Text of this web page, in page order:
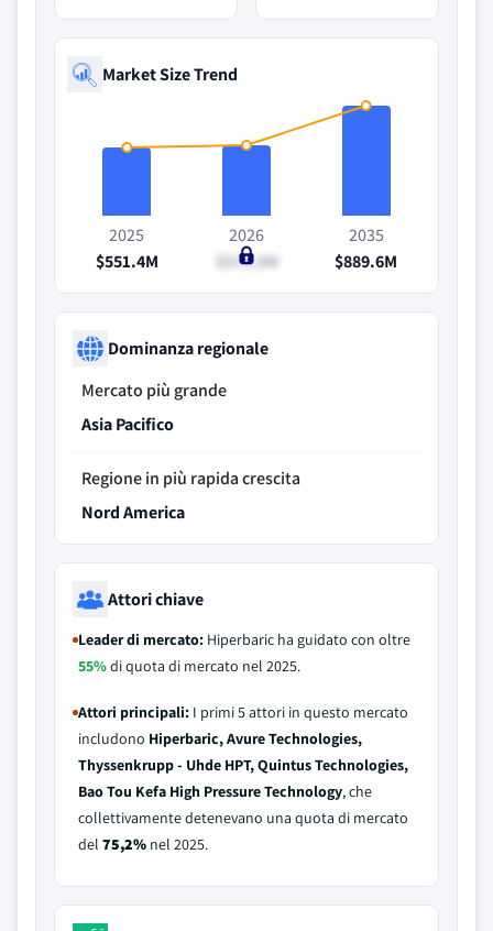
Market Size Trend
2025
$551.4M
2026
$573.5M
2035
$889.6M
Dominanza regionale
Mercato più grande
Asia Pacifico
Regione in più rapida crescita
Nord America
Attori chiave
Leader di mercato: Hiperbaric ha guidato con oltre
55%di quota di mercato nel 2025.
Attori principali: I primi 5 attori in questo mercato
includono Hiperbaric, Avure Technologies,
Thyssenkrupp - Uhde HPT, Quintus Technologies,
Bao Tou Kefa High Pressure Technology, che
collettivamente detenevano una quota di mercato
del 75,2% nel 2025.